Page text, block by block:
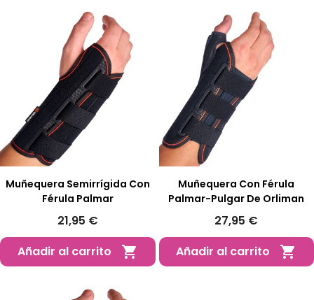
Muñequera Semirrígida Con
Férula Palmar
21,95 €
Añadir al carrito

Muñequera Con Férula
Palmar-Pulgar De Orliman
27,95 €
Añadir al carrito
